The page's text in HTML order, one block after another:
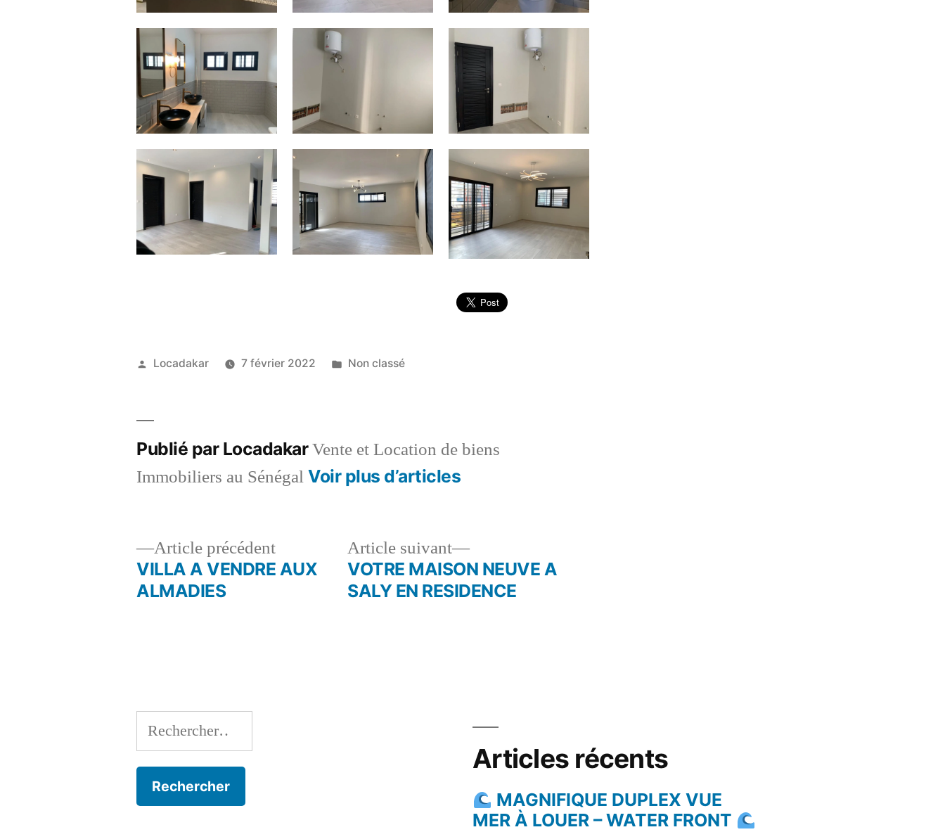
Publié
Locadakar 7 février 2022
Publié
Non classé
Publié par LocadakarVente et Location de biens
Immobiliers au SénégalVoir plus d’articles
Navigation
Article précédentArticle
précédent :
VILLA A VENDRE AUX
ALMADIES
Article suivant
Article
suivant :
VOTRE MAISON NEUVE A
SALY EN RESIDENCE
Rechercher :
Articles récents
MAGNIFIQUE DUPLEX VUE
MER À LOUER – WATER FRONT